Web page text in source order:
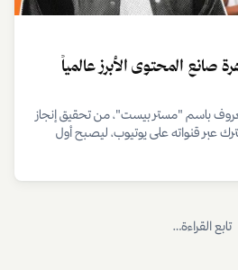
المحتوى الأبرز عالمياً
باسم "مستر بيست"، من تحقيق إنجاز
500 مليون مشترك عبر قنواته على يوتيوب، ليصبح أول
تابع القراءة…